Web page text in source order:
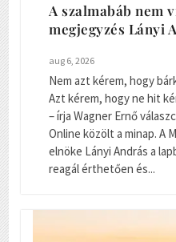
A szalmabáb nem
megjegyzés Lányi
aug 6, 2026
Nem azt kérem, hogy
Azt kérem, hogy ne hit
– írja Wagner Ernő
Online közölt a minap. A
elnöke Lányi András a
reagál érthetően és...